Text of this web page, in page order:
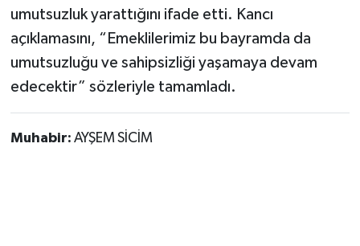
umutsuzluk yarattığını ifade etti. Kancı
açıklamasını, “Emeklilerimiz bu bayramda da
umutsuzluğu ve sahipsizliği yaşamaya devam
edecektir” sözleriyle tamamladı.
Muhabir: AYŞEM SİCİM